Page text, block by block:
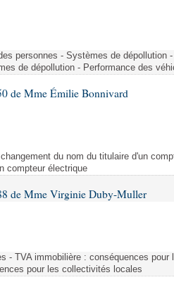
lois
des lois
personnes - Systèmes de dépollution
de dépollution - Performance des
de Mme Émilie Bonnivard
du nom du titulaire d'un
compteur électrique
de Mme Virginie Duby-Muller
- TVA immobilière : conséquences
pour les collectivités locales